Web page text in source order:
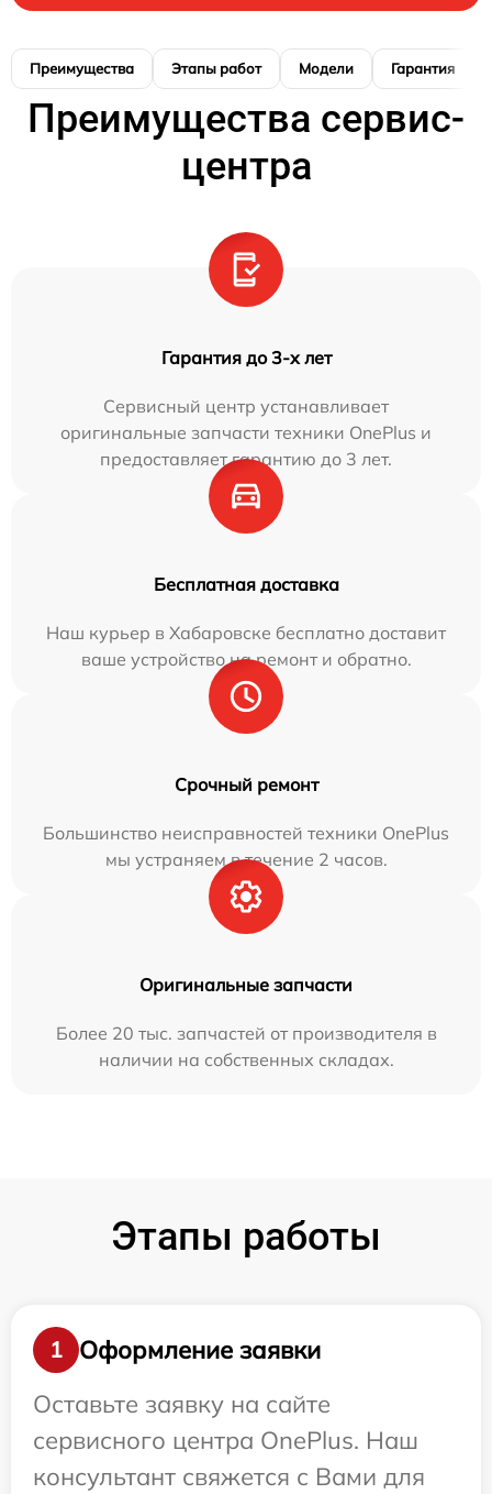
Преимущества Этапы работ Модели Гарантия
Преимущества сервис-
центра
Гарантия до 3-х лет
Сервисный центр устанавливает
оригинальные запчасти техники OnePlus и
предоставляет гарантию до 3 лет.
Бесплатная доставка
Наш курьер в Хабаровске бесплатно доставит
ваше устройство на ремонт и обратно.
Срочный ремонт
Большинство неисправностей техники OnePlus
мы устраняем в течение 2 часов.
Оригинальные запчасти
Более 20 тыс. запчастей от производителя в
наличии на собственных складах.
Этапы работы
1
Оформление заявки
Оставьте заявку на сайте
сервисного центра OnePlus. Наш
консультант свяжется с Вами для